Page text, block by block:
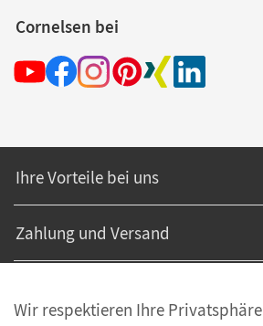
Cornelsen bei
Ihre Vorteile bei uns
Zahlung und Versand
Wir respektieren Ihre Privatsphäre